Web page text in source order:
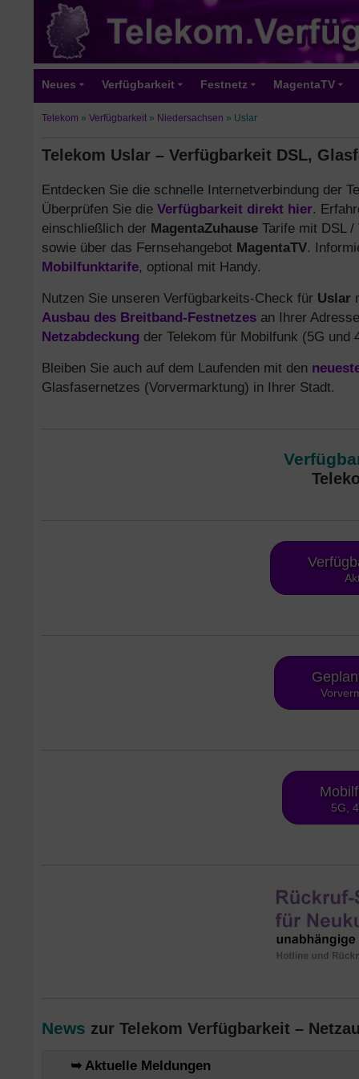
Neues Verfügbarkeit Festnetz MagentaTV
Telekom » Verfügbarkeit » Niedersachsen » Uslar
Telekom Uslar – Verfügbarkeit DSL,
Entdecken Sie die schnelle Internetverbindung der
Überprüfen Sie die Verfügbarkeit direkt hier.
einschließlich der MagentaZuhause Tarife mit DSL
sowie über das Fernsehangebot MagentaTV.
Mobilfunktarife, optional mit Handy.
Nutzen Sie unseren Verfügbarkeits-Check für Uslar
Ausbau des Breitband-Festnetzes an Ihrer
Netzabdeckung der Telekom für Mobilfunk (5G und
Bleiben Sie auch auf dem Laufenden mit den
Glasfasernetzes (Vorvermarktung) in Ihrer Stadt.
5G,
News zur Telekom Verfügbarkeit –
➥ Aktuelle Meldungen